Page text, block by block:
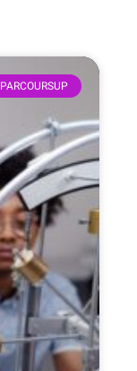
PARCOURSUP